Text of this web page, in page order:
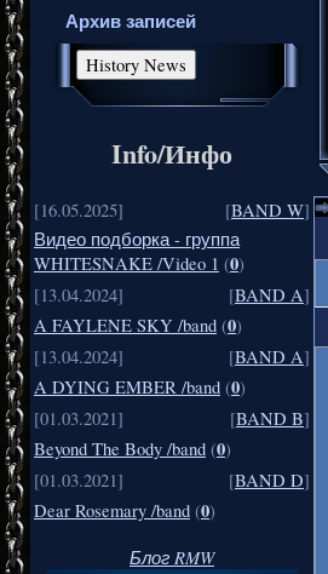
Архив записей
Info/Инфо
[16.05.2025] [BAND W]
Видео подборка - группа
WHITESNAKE /Video 1 (0)
[13.04.2024]
[BAND A]
A FAYLENE SKY /band (0)
[13.04.2024]
[BAND A]
A DYING EMBER /band (0)
[01.03.2021]
[BAND B]
Beyond The Body /band (0)
[01.03.2021]
[BAND D]
Dear Rosemary /band (0)
Блог RMW